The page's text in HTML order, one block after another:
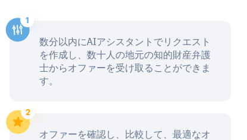
数分以内にAIアシスタントでリクエスト
を作成し、数十人の地元の知的財産弁護
士からオファーを受け取ることができま
す。
オファーを確認し、比較して、最適なオ